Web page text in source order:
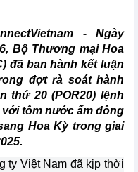
- Ngày
Bộ Thương mại Hoa
đã ban hành kết luận
đợt rà soát hành
thứ 20 (POR20) lệnh
tôm nước ấm đông
Hoa Kỳ trong giai
ty Việt Nam đã kịp thời